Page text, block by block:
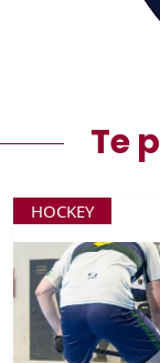
Te
HOCKEY